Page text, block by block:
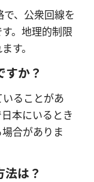
、公衆回線を
。地理的制限
す。
すか？
ることがあ
本にいるとき
合がありま
法は？